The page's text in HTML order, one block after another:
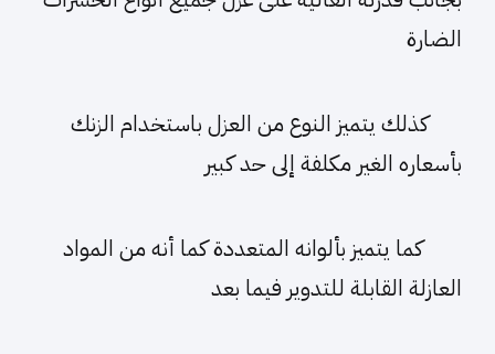
الضارة
كذلك يتميز النوع من العزل باستخدام الزنك
بأسعاره الغير مكلفة إلى حد كبير
كما يتميز بألوانه المتعددة كما أنه من المواد
العازلة القابلة للتدوير فيما بعد